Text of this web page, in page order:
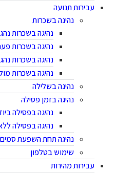
עבירות תנועה
נהיגה בשכרות
נהיגה בשכרות נהג
נהיגה בשכרות
נהיגה בשכרות
נהיגה בשכרות
נהיגה בשלילה
נהיגה בזמן פסילה
נהיגה בפסילה
נהיגה בפסילה
נהיגה תחת השפעת סמים
שימוש בטלפון
עבירות מהירות